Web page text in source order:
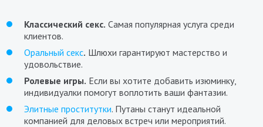
Классический секс. Самая популярная услуга среди
клиентов.
Оральный секс. Шлюхи гарантируют мастерство и
удовольствие.
Ролевые игры. Если вы хотите добавить изюминку,
индивидуалки помогут воплотить ваши фантазии.
Элитные проститутки. Путаны станут идеальной
компанией для деловых встреч или мероприятий.